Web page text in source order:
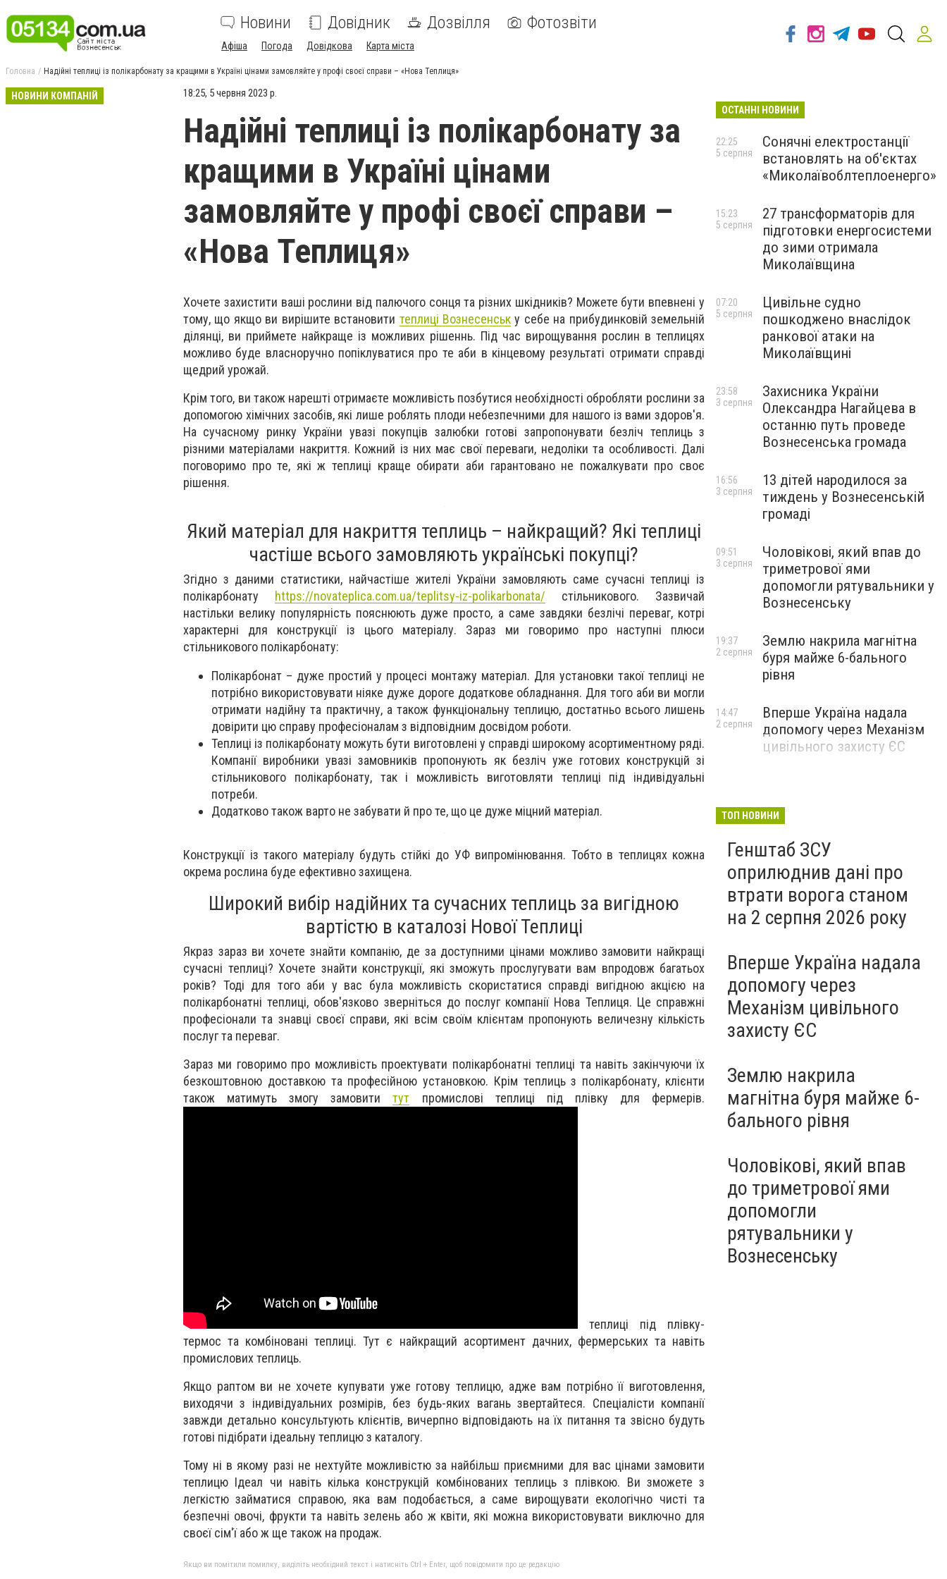
Новини Довідник Дозвілля Фотозвіти
Афіша Погода Довідкова Карта міста
Головна Надійні теплиці із полікарбонату за кращими в Україні цінами замовляйте у профі своєї справи – «Нова Теплиця»
НОВИНИ КОМПАНІЙ 18:25, 5 червня 2023 р.
Надійні теплиці із полікарбонату за
кращими в Україні цінами
замовляйте у профі своєї справи –
«Нова Теплиця»
Хочете захистити ваші рослини від палючого сонця та різних шкідників? Можете бути впевнені у
тому, що якщо ви вирішите встановити теплиці Вознесенську себе на прибудинковій земельній
ділянці, ви приймете найкраще із можливих рішеннь. Під час вирощування рослин в теплицях
можливо буде власноручно попіклуватися про те аби в кінцевому результаті отримати справді
щедрий урожай.
Крім того, ви також нарешті отримаєте можливість позбутися необхідності обробляти рослини за
допомогою хімічних засобів, які лише роблять плоди небезпечними для нашого із вами здоров'я.
На сучасному ринку України увазі покупців залюбки готові запропонувати безліч теплиць з
різними матеріалами накриття. Кожний із них має свої переваги, недоліки та особливості. Далі
поговоримо про те, які ж теплиці краще обирати аби гарантовано не пожалкувати про своє
рішення.
Який матеріал для накриття теплиць – найкращий? Які теплиці
частіше всього замовляють українські покупці?
Згідно з даними статистики, найчастіше жителі України замовляють саме сучасні теплиці із
полікарбонату https://novateplica.com.ua/teplitsy-iz-polikarbonata/ стільникового. Зазвичай
настільки велику популярність пояснюють дуже просто, а саме завдяки безлічі переваг, котрі
характерні для конструкції із цього матеріалу. Зараз ми говоримо про наступні плюси
стільникового полікарбонату:
Полікарбонат – дуже простий у процесі монтажу матеріал. Для установки такої теплиці не
потрібно використовувати ніяке дуже дороге додаткове обладнання. Для того аби ви могли
отримати надійну та практичну, а також функціональну теплицю, достатньо всього лишень
довірити цю справу професіоналам з відповідним досвідом роботи.
Теплиці із полікарбонату можуть бути виготовлені у справді широкому асортиментному ряді.
Компанії виробники увазі замовників пропонують як безліч уже готових конструкцій зі
стільникового полікарбонату, так і можливість виготовляти теплиці під індивідуальні
потреби.
Додатково також варто не забувати й про те, що це дуже міцний матеріал.
Конструкції із такого матеріалу будуть стійкі до УФ випромінювання. Тобто в теплицях кожна
окрема рослина буде ефективно захищена.
Широкий вибір надійних та сучасних теплиць за вигідною
вартістю в каталозі Нової Теплиці
Якраз зараз ви хочете знайти компанію, де за доступними цінами можливо замовити найкращі
сучасні теплиці? Хочете знайти конструкції, які зможуть прослугувати вам впродовж багатьох
років? Тоді для того аби у вас була можливість скористатися справді вигідною акцією на
полікарбонатні теплиці, обов'язково зверніться до послуг компанії Нова Теплиця. Це справжні
професіонали та знавці своєї справи, які всім своїм клієнтам пропонують величезну кількість
послуг та переваг.
Зараз ми говоримо про можливість проектувати полікарбонатні теплиці та навіть закінчуючи їх
безкоштовною доставкою та професійною установкою. Крім теплиць з полікарбонату, клієнти
також матимуть змогу замовититут промислові теплиці під плівку для фермерів.
теплиці під плівку-
термос та комбіновані теплиці. Тут є найкращий асортимент дачних, фермерських та навіть
промислових теплиць.
Якщо раптом ви не хочете купувати уже готову теплицю, адже вам потрібно її виготовлення,
виходячи з індивідуальних розмірів, без будь-яких вагань звертайтеся. Спеціалісти компанії
завжди детально консультують клієнтів, вичерпно відповідають на їх питання та звісно будуть
готові підібрати ідеальну теплицю з каталогу.
Тому ні в якому разі не нехтуйте можливістю за найбільш приємними для вас цінами замовити
теплицю Ідеал чи навіть кілька конструкцій комбінованих теплиць з плівкою. Ви зможете з
легкістю займатися справою, яка вам подобається, а саме вирощувати екологічно чисті та
безпечні овочі, фрукти та навіть зелень або ж квіти, які можна використовувати виключно для
своєї сім'ї або ж ще також на продаж.
Якщо ви помітили помилку, виділіть необхідний текст і натисніть Ctrl + Enter, щоб повідомити про це редакцію
ОСТАННІ НОВИНИ
Сонячні електростанції
встановлять на об'єктах
«Миколаївоблтеплоенерго»
22:25
5 серпня
27 трансформаторів для
підготовки енергосистеми
до зими отримала
Миколаївщина
15:23
5 серпня
Цивільне судно
пошкоджено внаслідок
ранкової атаки на
Миколаївщині
07:20
5 серпня
Захисника України
Олександра Нагайцева в
останню путь проведе
Вознесенська громада
23:58
3 серпня
13 дітей народилося за
тиждень у Вознесенській
громаді
16:56
3 серпня
Чоловікові, який впав до
триметрової ями
допомогли рятувальники у
Вознесенську
09:51
3 серпня
Землю накрила магнітна
буря майже 6-бального
рівня
19:37
2 серпня
Вперше Україна надала
допомогу через Механізм
цивільного захисту ЄС
14:47
2 серпня
ТОП НОВИНИ
Генштаб ЗСУ
оприлюднив дані про
втрати ворога станом
на 2 серпня 2026 року
Вперше Україна надала
допомогу через
Механізм цивільного
захисту ЄС
Землю накрила
магнітна буря майже 6-
бального рівня
Чоловікові, який впав
до триметрової ями
допомогли
рятувальники у
Вознесенську